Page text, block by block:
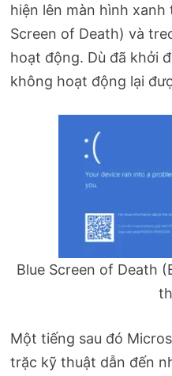
hiện lên màn hình xanh
Screen of Death) và
hoạt động. Dù đã khởi
không hoạt động lại
Blue Screen of Death
Một tiếng sau đó
trặc kỹ thuật dẫn đến